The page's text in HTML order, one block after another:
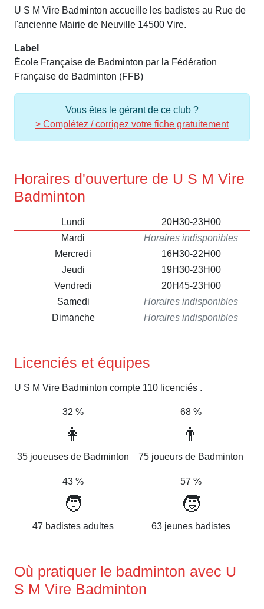
U S M Vire Badminton accueille les badistes au Rue de
l'ancienne Mairie de Neuville 14500 Vire.
Label
École Française de Badminton par la Fédération
Française de Badminton (FFB)
Vous êtes le gérant de ce club ?
> Complétez / corrigez votre fiche gratuitement
Horaires d'ouverture de U S M Vire
Badminton
Lundi
20H30-23H00
Mardi
Horaires indisponibles
Mercredi
16H30-22H00
Jeudi
19H30-23H00
Vendredi
20H45-23H00
Samedi
Horaires indisponibles
Dimanche
Horaires indisponibles
Licenciés et équipes
U S M Vire Badminton compte 110 licenciés .
32 % 68 %
👩 👨
35 joueuses de Badminton 75 joueurs de Badminton
43 % 57 %
🧑 🧒
47 badistes adultes 63 jeunes badistes
Où pratiquer le badminton avec U
S M Vire Badminton